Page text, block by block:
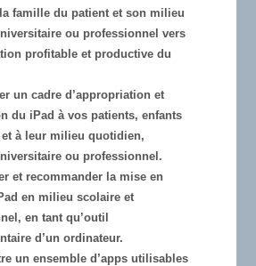
famille du patient et son milieu
ou professionnel vers
profitable et productive du
un cadre d’appropriation et
du iPad à vos patients, enfants
et à leur milieu quotidien,
ou professionnel.
et recommander la mise en
en milieu scolaire et
en tant qu’outil
d’un ordinateur.
un ensemble d’apps utilisables